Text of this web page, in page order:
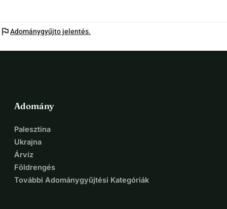
flagAdománygyűjto jelentés.
Adomány
Palesztina
Ukrajna
Árvíz
Földrengés
További Adománygyűjtési Kategóriák